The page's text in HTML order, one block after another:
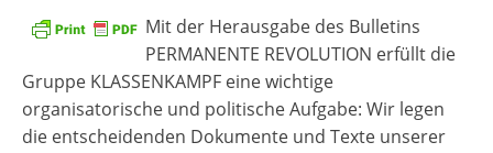
Mit der Herausgabe des Bulletins
PERMANENTE REVOLUTION erfüllt die
Gruppe KLASSENKAMPF eine wichtige
organisatorische und politische Aufgabe: Wir legen
die entscheidenden Dokumente und Texte unserer